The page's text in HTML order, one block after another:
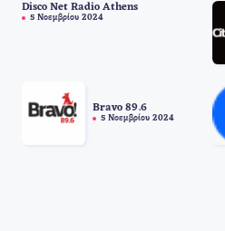
Disco Net Radio Athens
5 Νοεμβρίου 2024
Bravo 89.6
5 Νοεμβρίου 2024